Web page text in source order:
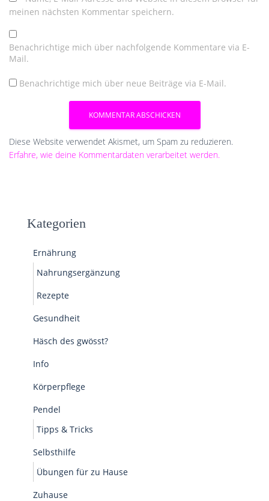
meinen nächsten Kommentar speichern.
Benachrichtige mich über nachfolgende Kommentare via E-
Mail.
Benachrichtige mich über neue Beiträge via E-Mail.
Diese Website verwendet Akismet, um Spam zu reduzieren.
Erfahre, wie deine Kommentardaten verarbeitet werden.
Kategorien
Ernährung
Nahrungsergänzung
Rezepte
Gesundheit
Häsch des gwösst?
Info
Körperpflege
Pendel
Tipps & Tricks
Selbsthilfe
Übungen für zu Hause
Zuhause